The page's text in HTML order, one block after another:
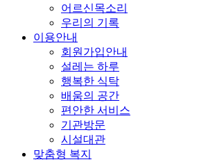
어르신목소리
우리의 기록
이용안내
회원가입안내
설레는 하루
행복한 식탁
배움의 공간
편안한 서비스
기관방문
시설대관
맞춤형 복지